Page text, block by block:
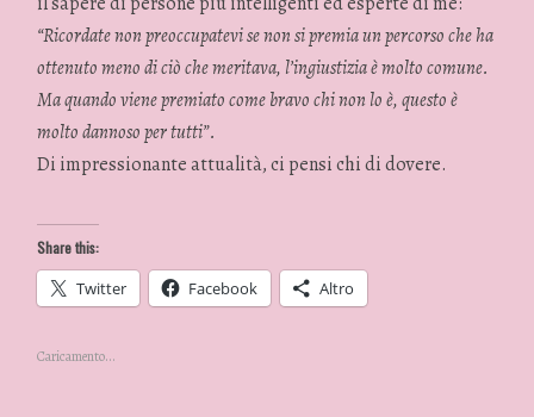
“Ricordate non preoccupatevi se non si premia un percorso che ha
ottenuto meno di ciò che meritava, l’ingiustizia è molto comune.
Ma quando viene premiato come bravo chi non lo è, questo è
molto dannoso per tutti”.
Di impressionante attualità, ci pensi chi di dovere.
Share this:
Twitter Facebook Altro
Caricamento...